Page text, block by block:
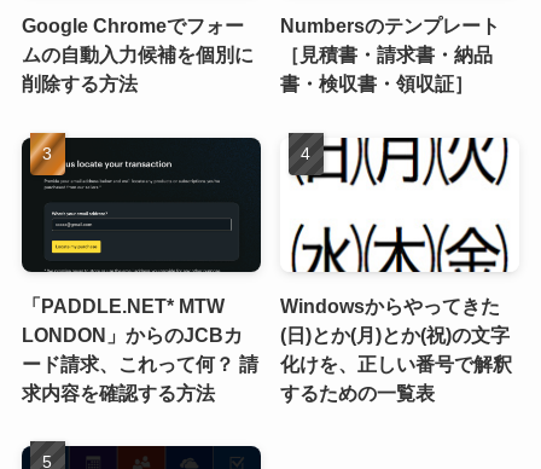
Google Chromeでフォー
ムの自動入力候補を個別に
削除する方法
Numbersのテンプレート
［見積書・請求書・納品
書・検収書・領収証］
「PADDLE.NET* MTW
LONDON」からのJCBカ
ード請求、これって何？ 請
求内容を確認する方法
Windowsからやってきた
(日)とか(月)とか(祝)の文字
化けを、正しい番号で解釈
するための一覧表